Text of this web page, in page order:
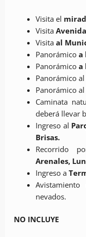
Visita el
Visita
Visita al
Panorámico a
Panorámico a
Panorámico al
Panorámico al
Caminata
deberá llevar
Ingreso al
Brisas.
Recorrido
Arenales,
Ingreso a
nevados.
NO INCLUYE